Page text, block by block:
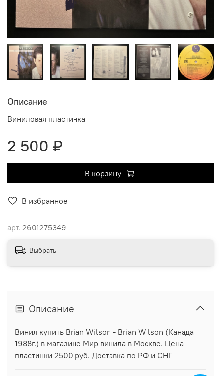
В избранное
арт. 2601275349
Описание
Виниловая пластинка
2 500 ₽
В корзину
Выбрать
Описание
Винил купить Brian Wilson - Brian Wilson (Канада
1988г.) в магазине Мир винила в Москве. Цена
пластинки 2500 руб. Доставка по РФ и СНГ